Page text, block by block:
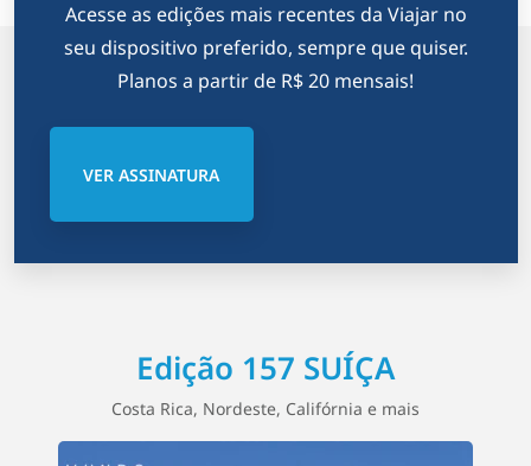
Acesse as edições mais recentes da Viajar no
seu dispositivo preferido, sempre que quiser.
Planos a partir de R$ 20 mensais!
VER ASSINATURA
Edição 157 SUÍÇA
Costa Rica, Nordeste, Califórnia e mais